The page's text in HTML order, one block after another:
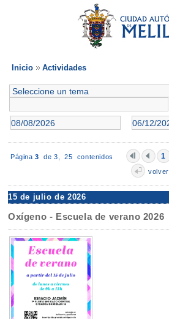
Inicio Actividades
Página 3 de 3,25 contenidos 1
volver
15 de julio de 2026
Oxígeno - Escuela de verano 2026